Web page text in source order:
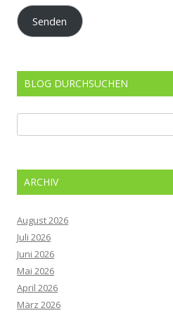
Adresse
Senden
BLOG DURCHSUCHEN
nach:
ARCHIV
August 2026
Juli 2026
Juni 2026
Mai 2026
April 2026
März 2026